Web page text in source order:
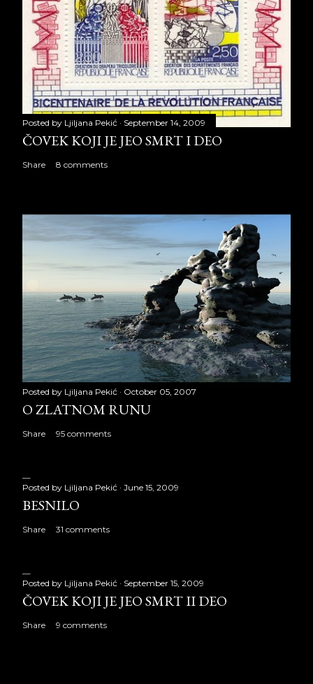
Posted by Ljiljana Pekić September 14, 2009
ČOVEK KOJI JE JEO SMRT I DEO
Share 8 comments
Posted by Ljiljana Pekić October 05, 2007
O ZLATNOM RUNU
Share 95 comments
Posted by Ljiljana Pekić June 15, 2009
BESNILO
Share 31 comments
Posted by Ljiljana Pekić September 15, 2009
ČOVEK KOJI JE JEO SMRT II DEO
Share 9 comments